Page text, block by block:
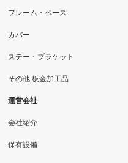
フレーム・ベース
カバー
ステー・ブラケット
その他 板金加工品
運営会社
会社紹介
保有設備